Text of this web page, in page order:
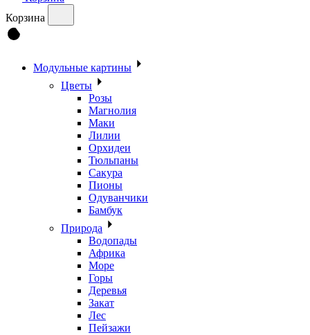
Корзина
Модульные картины
Цветы
Розы
Магнолия
Маки
Лилии
Орхидеи
Тюльпаны
Сакура
Пионы
Одуванчики
Бамбук
Природа
Водопады
Африка
Море
Горы
Деревья
Закат
Лес
Пейзажи